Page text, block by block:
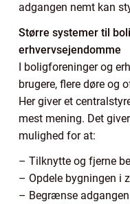
adgangen nemt kan
Større systemer til
erhvervsejendomme
I boligforeninger og
brugere, flere døre og
Her giver et
mest mening. Det
mulighed for at:
– Tilknytte og fjerne
– Opdele bygningen i
– Begrænse